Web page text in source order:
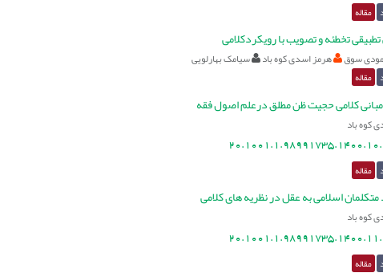
مقاله
تخطئه و تصویب با رویکردکلامی
سوق هرمز اسدی کوه باد سیامک بهارلویی
مقاله
کلامی حجیت ظن مطلق درعلم اصول فقه
کوه باد
مقاله
اسلامی به عقل در نظریه های کلامی
کوه باد
مقاله